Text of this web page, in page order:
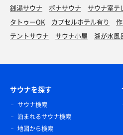
銭湯サウナ
ボナサウナ サウナ室テ
タトゥーOK
カプセルホテル有り
テントサウナ
サウナ小屋 湖が水風
サウナを探す
サウナ検索
泊まれるサウナ検索
地図から検索